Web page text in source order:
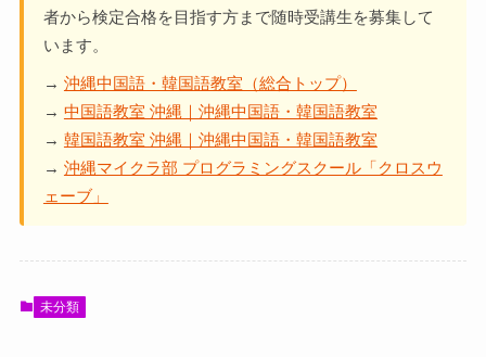
者から検定合格を目指す方まで随時受講生を募集して
います。
→ 沖縄中国語・韓国語教室（総合トップ）
→ 中国語教室 沖縄｜沖縄中国語・韓国語教室
→ 韓国語教室 沖縄｜沖縄中国語・韓国語教室
→ 沖縄マイクラ部 プログラミングスクール「クロスウ
ェーブ」
未分類